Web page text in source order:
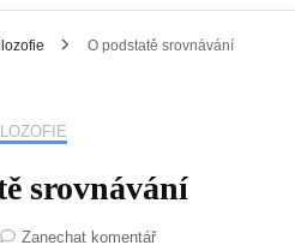
O podstatě srovnávání
srovnávání
Zanechat komentářna